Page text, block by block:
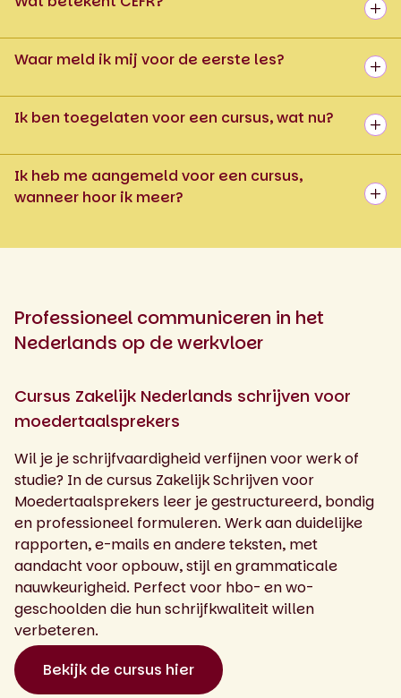
Waar meld ik mij voor de eerste les?
Ik ben toegelaten voor een cursus, wat nu?
Ik heb me aangemeld voor een cursus,
wanneer hoor ik meer?
Professioneel communiceren in het
Nederlands op de werkvloer
Cursus Zakelijk Nederlands schrijven voor
moedertaalsprekers
Wil je je schrijfvaardigheid verfijnen voor werk of
studie? In de cursus Zakelijk Schrijven voor
Moedertaalsprekers leer je gestructureerd, bondig
en professioneel formuleren. Werk aan duidelijke
rapporten, e-mails en andere teksten, met
aandacht voor opbouw, stijl en grammaticale
nauwkeurigheid. Perfect voor hbo- en wo-
geschoolden die hun schrijfkwaliteit willen
verbeteren.
Bekijk de cursus hier